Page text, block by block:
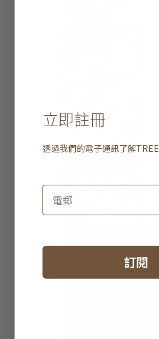
立即註冊
透過我們的電子通訊了解TREE
訂閱